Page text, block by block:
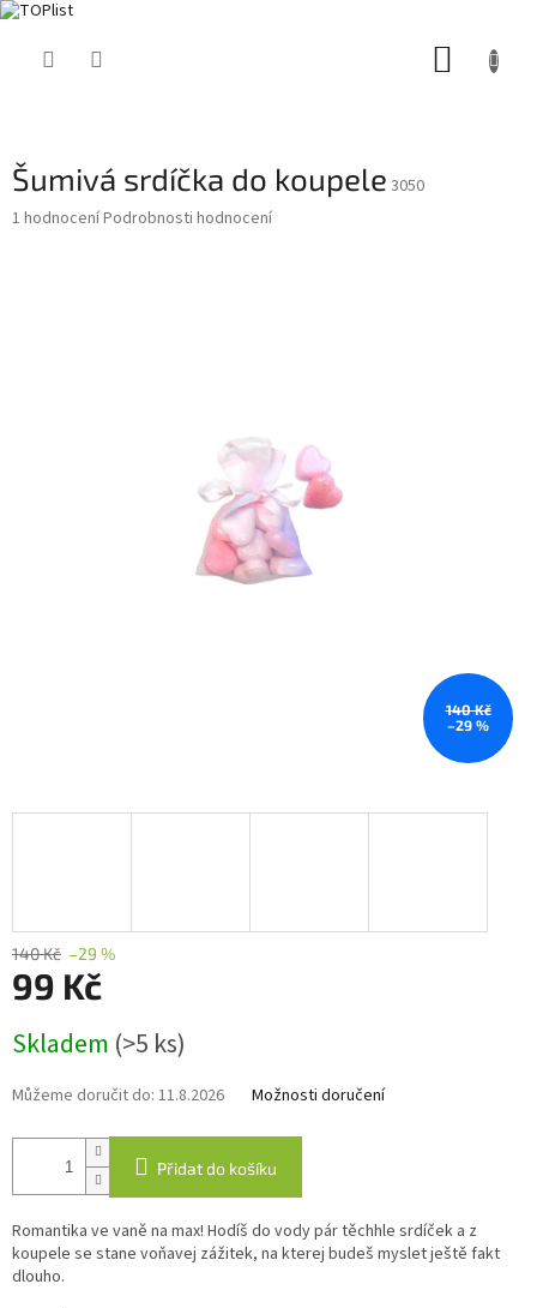
Šumivá srdíčka do koupele 3050
Průměrné
1 hodnoceníPodrobnosti hodnocení
140 Kč
–29 %
140 Kč –29 %
99 Kč
cena:
Skladem (>5 ks)
Můžeme doručit do: 11.8.2026 Možnosti doručení
Přidat do košíku
Romantika ve vaně na max! Hodíš do vody pár těchhle srdíček a z
koupele se stane voňavej zážitek, na kterej budeš myslet ještě fakt
dlouho.